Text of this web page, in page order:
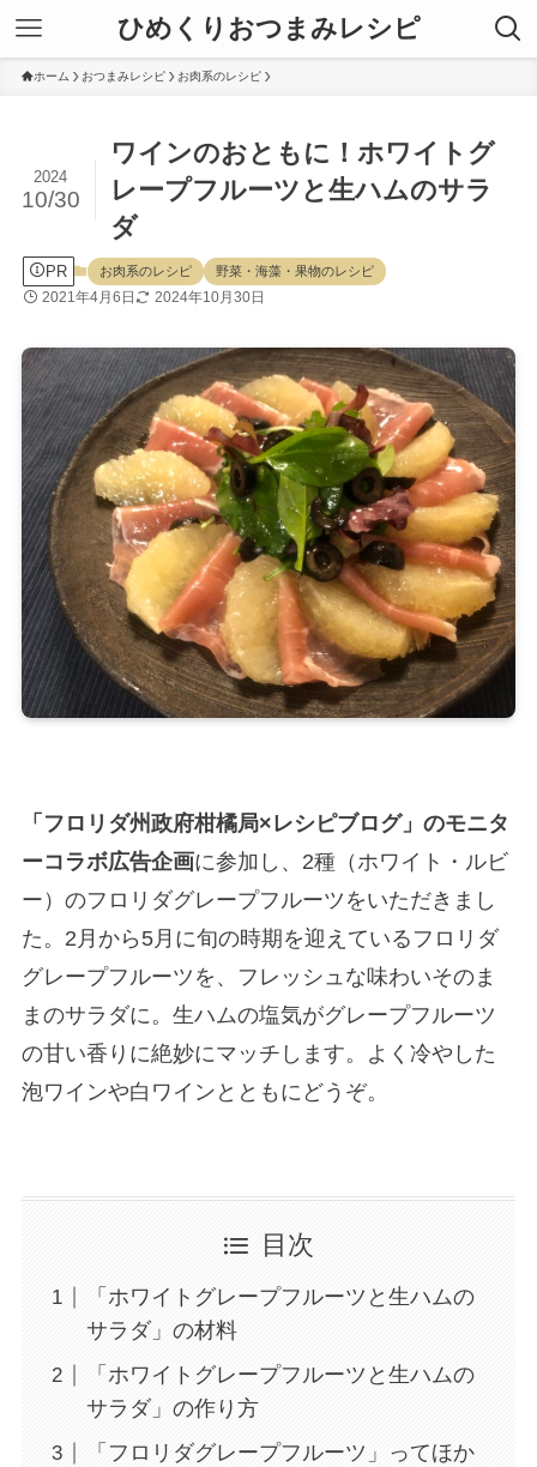
ひめくりおつまみレシピ
ホーム おつまみレシピ お肉系のレシピ
ワインのおともに！ホワイトグ
レープフルーツと生ハムのサラ
ダ
2024
10/30
PR お肉系のレシピ 野菜・海藻・果物のレシピ
2021年4月6日 2024年10月30日
「フロリダ州政府柑橘局×レシピブログ」のモニタ
ーコラボ広告企画に参加し、2種（ホワイト・ルビ
ー）のフロリダグレープフルーツをいただきまし
た。2月から5月に旬の時期を迎えているフロリダ
グレープフルーツを、フレッシュな味わいそのま
まのサラダに。生ハムの塩気がグレープフルーツ
の甘い香りに絶妙にマッチします。よく冷やした
泡ワインや白ワインとともにどうぞ。
目次
「ホワイトグレープフルーツと生ハムの
サラダ」の材料
「ホワイトグレープフルーツと生ハムの
サラダ」の作り方
「フロリダグレープフルーツ」ってほか